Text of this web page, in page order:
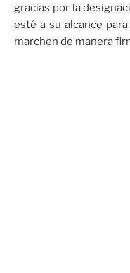
gracias por la
esté a su alcance
marchen de manera